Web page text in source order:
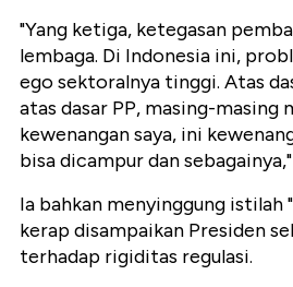
"Yang ketiga, ketegasan
lembaga. Di Indonesia ini,
ego sektoralnya tinggi. Atas
atas dasar PP, masing-masing
kewenangan saya, ini
bisa dicampur dan
Ia bahkan menyinggung istilah
kerap disampaikan Presiden
terhadap rigiditas regulasi.